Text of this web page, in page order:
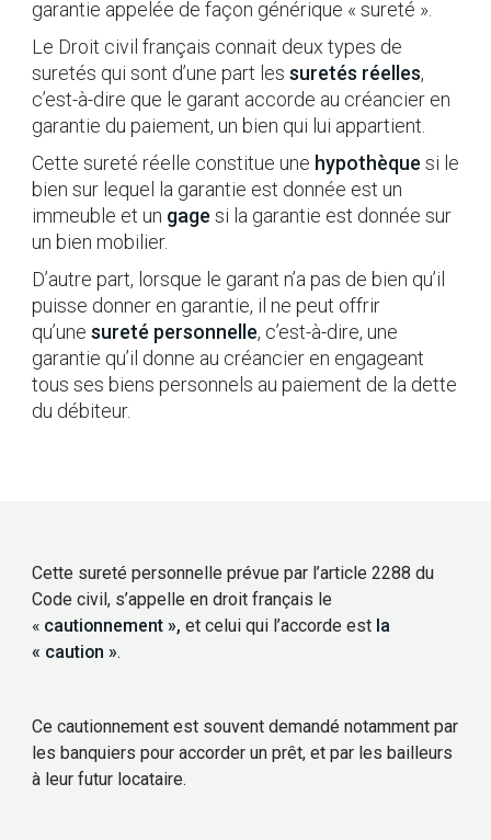
garantie appelée de façon générique « sureté ».
Le Droit civil français connait deux types de
suretés qui sont d’une part les suretés réelles,
c’est-à-dire que le garant accorde au créancier en
garantie du paiement, un bien qui lui appartient.
Cette sureté réelle constitue une hypothèque si le
bien sur lequel la garantie est donnée est un
immeuble et un gage si la garantie est donnée sur
un bien mobilier.
D’autre part, lorsque le garant n’a pas de bien qu’il
puisse donner en garantie, il ne peut offrir
qu’une sureté personnelle, c’est-à-dire, une
garantie qu’il donne au créancier en engageant
tous ses biens personnels au paiement de la dette
du débiteur.
Cette sureté personnelle prévue par l’article 2288 du
Code civil, s’appelle en droit français le
« cautionnement », et celui qui l’accorde est la
« caution ».
Ce cautionnement est souvent demandé notamment par
les banquiers pour accorder un prêt, et par les bailleurs
à leur futur locataire.